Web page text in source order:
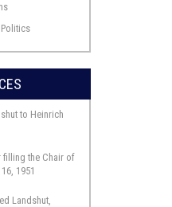
to Heinrich
the Chair of
1951
Landshut,